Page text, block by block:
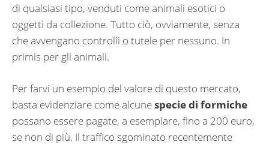
di qualsiasi tipo, venduti come animali esotici o
oggetti da collezione. Tutto ciò, ovviamente, senza
che avvengano controlli o tutele per nessuno. In
primis per gli animali.
Per farvi un esempio del valore di questo mercato,
basta evidenziare come alcunespecie di formiche
possano essere pagate, a esemplare, fino a 200 euro,
se non di più. Il traffico sgominato recentemente